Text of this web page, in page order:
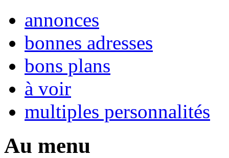
annonces
bonnes adresses
bons plans
à voir
multiples personnalités
Au menu